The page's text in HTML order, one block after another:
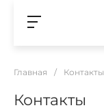
Главная / Контакты
Контакты